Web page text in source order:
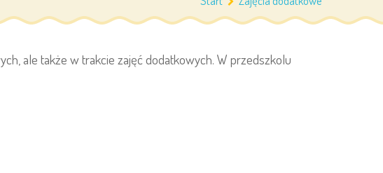
ale także w trakcie zajęć dodatkowych. W przedszkolu